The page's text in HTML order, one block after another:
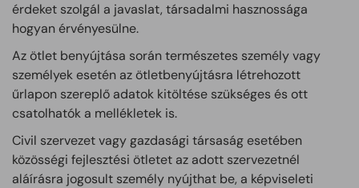
érdeket szolgál a javaslat, társadalmi hasznossága
hogyan érvényesülne.
Az ötlet benyújtása során természetes személy vagy
személyek esetén az ötletbenyújtásra létrehozott
űrlapon szereplő adatok kitöltése szükséges és ott
csatolhatók a mellékletek is.
Civil szervezet vagy gazdasági társaság esetében
közösségi fejlesztési ötletet az adott szervezetnél
aláírásra jogosult személy nyújthat be, a képviseleti